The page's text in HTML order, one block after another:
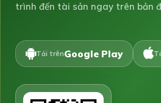
trình đến tài sản ngay trên bản
Tải trênGoogle Play